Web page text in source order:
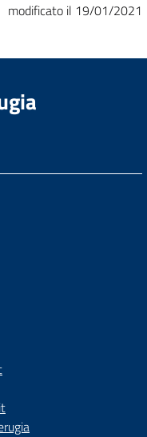
modificato il 19/01/2021